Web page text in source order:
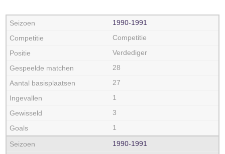
1990‑1991
Competitie
Verdediger
28
27
1
3
1
1990‑1991